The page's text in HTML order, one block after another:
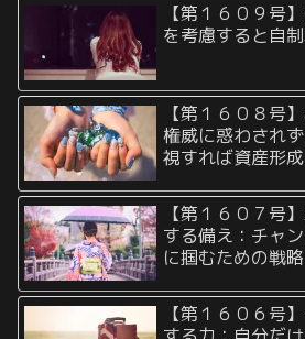
【第１６０９号
を考慮すると自
【第１６０８号
権威に惑わされ
視すれば資産形
【第１６０７号
する備え：チャ
に掴むための戦略
【第１６０６号